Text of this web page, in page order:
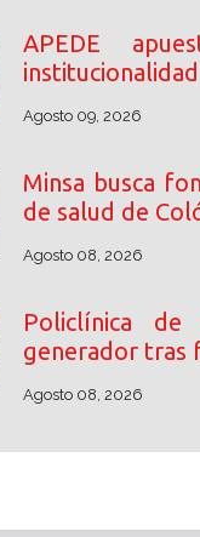
APEDE
Agosto 09, 2026
Minsa busca
de salud de
Agosto 08, 2026
Policlínica
generador tras
Agosto 08, 2026